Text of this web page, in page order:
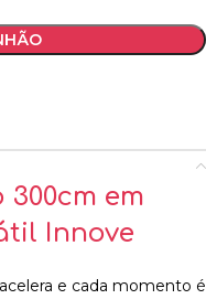
em
Innove
e cada momento é